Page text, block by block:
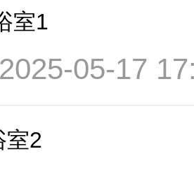
室1
05-17
室2